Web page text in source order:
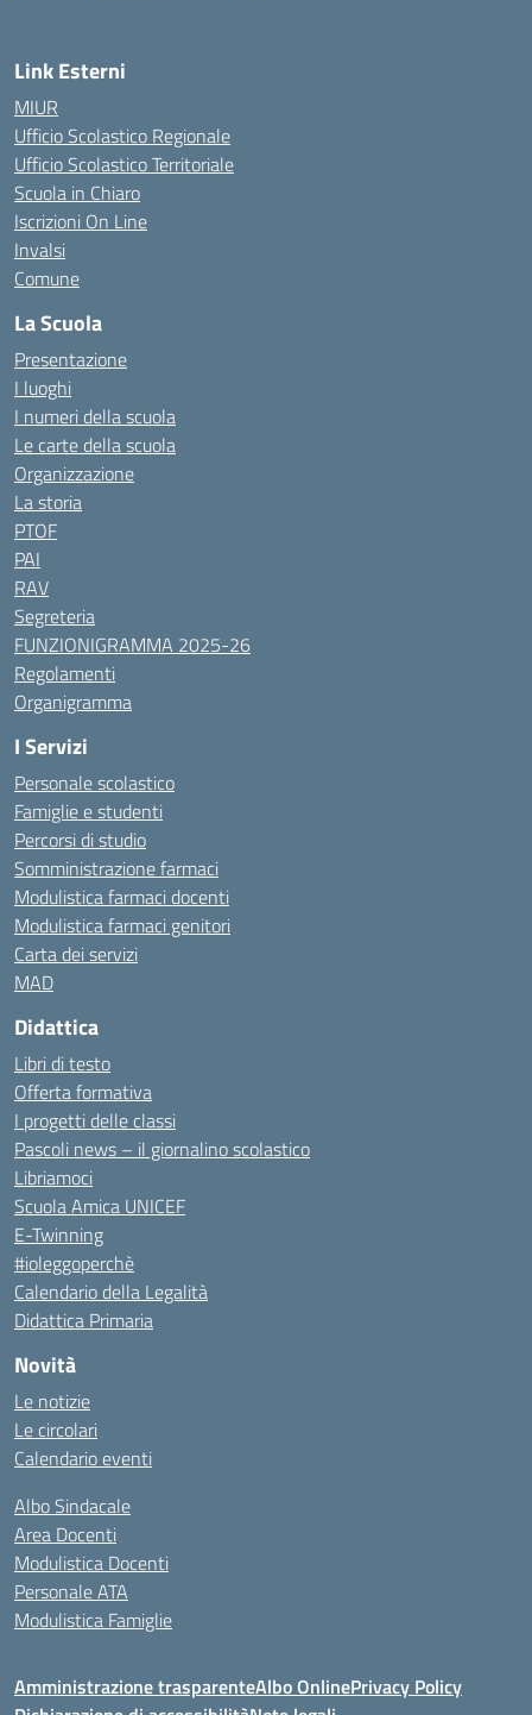
Link Esterni
MIUR
Ufficio Scolastico Regionale
Ufficio Scolastico Territoriale
Scuola in Chiaro
Iscrizioni On Line
Invalsi
Comune
La Scuola
Presentazione
I luoghi
I numeri della scuola
Le carte della scuola
Organizzazione
La storia
PTOF
PAI
RAV
Segreteria
FUNZIONIGRAMMA 2025-26
Regolamenti
Organigramma
I Servizi
Personale scolastico
Famiglie e studenti
Percorsi di studio
Somministrazione farmaci
Modulistica farmaci docenti
Modulistica farmaci genitori
Carta dei servizi
MAD
Didattica
Libri di testo
Offerta formativa
I progetti delle classi
Pascoli news – il giornalino scolastico
Libriamoci
Scuola Amica UNICEF
E-Twinning
#ioleggoperchè
Calendario della Legalità
Didattica Primaria
Novità
Le notizie
Le circolari
Calendario eventi
Albo Sindacale
Area Docenti
Modulistica Docenti
Personale ATA
Modulistica Famiglie
Amministrazione trasparenteAlbo OnlinePrivacy Policy